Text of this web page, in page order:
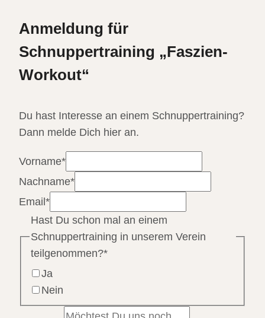
Anmeldung für
Schnuppertraining „Faszien-
Workout“
Du hast Interesse an einem Schnuppertraining?
Dann melde Dich hier an.
Vorname*
Nachname*
Email*
Hast Du schon mal an einem
Schnuppertraining in unserem Verein
teilgenommen?*
Ja
Nein